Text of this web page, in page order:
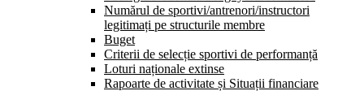
Numărul de sportivi/antrenori/instructori
legitimați pe structurile membre
Buget
Criterii de selecție sportivi de performanță
Loturi naționale extinse
Rapoarte de activitate și Situații financiare